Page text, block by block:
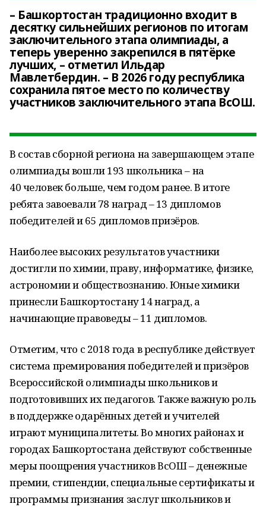
– Башкортостан традиционно входит в
десятку сильнейших регионов по итогам
заключительного этапа олимпиады, а
теперь уверенно закрепился в пятёрке
лучших, – отметил Ильдар
Мавлетбердин. – В 2026 году республика
сохранила пятое место по количеству
участников заключительного этапа ВсОШ.
В состав сборной региона на завершающем этапе
олимпиады вошли 193 школьника – на
40 человек больше, чем годом ранее. В итоге
ребята завоевали 78 наград – 13 дипломов
победителей и 65 дипломов призёров.
Наиболее высоких результатов участники
достигли по химии, праву, информатике, физике,
астрономии и обществознанию. Юные химики
принесли Башкортостану 14 наград, а
начинающие правоведы – 11 дипломов.
Отметим, что с 2018 года в республике действует
система премирования победителей и призёров
Всероссийской олимпиады школьников и
подготовивших их педагогов. Также важную роль
в поддержке одарённых детей и учителей
играют муниципалитеты. Во многих районах и
городах Башкортостана действуют собственные
меры поощрения участников ВсОШ – денежные
премии, стипендии, специальные сертификаты и
программы признания заслуг школьников и